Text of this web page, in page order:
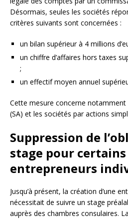
Désormais, seules les sociétés
critères suivants sont concernées :
un bilan supérieur à 4 millions
un chiffre d’affaires hors taxes
;
un effectif moyen annuel
Cette mesure concerne
(SA) et les sociétés par actions
Suppression de
stage pour certains
entrepreneurs
Jusqu’à présent, la création d’une
nécessitait de suivre un stage
auprès des chambres consulaires.